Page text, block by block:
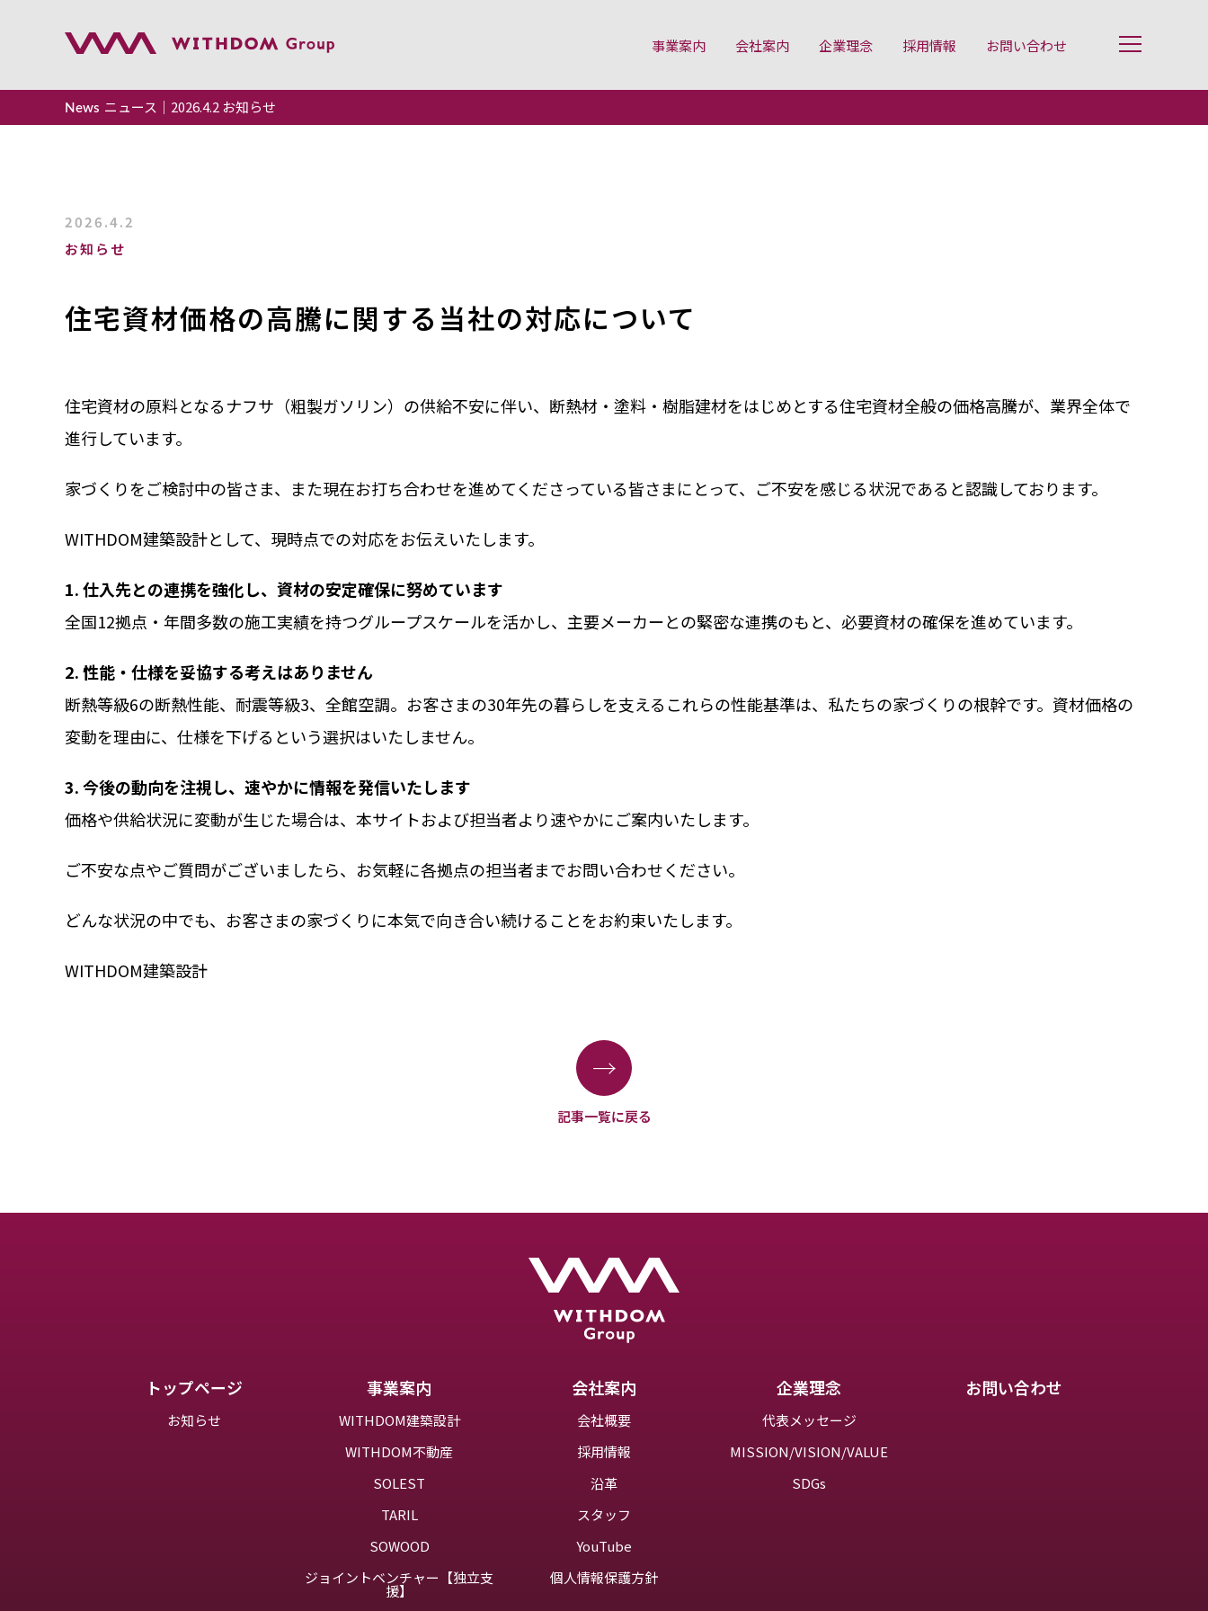
トップページ
YouTube
SDG’s 個人情報保護方針
事業案内 会社案内 企業理念 採用情報 お問い合わせ
News ニュース｜2026.4.2 お知らせ
2026.4.2
お知らせ
住宅資材価格の高騰に関する当社の対応について
住宅資材の原料となるナフサ（粗製ガソリン）の供給不安に伴い、断熱材・塗料・樹脂建材をはじめとする住宅資材全般の価格高騰が、業界全体で
進行しています。
家づくりをご検討中の皆さま、また現在お打ち合わせを進めてくださっている皆さまにとって、ご不安を感じる状況であると認識しております。
WITHDOM建築設計として、現時点での対応をお伝えいたします。
1. 仕入先との連携を強化し、資材の安定確保に努めています
全国12拠点・年間多数の施工実績を持つグループスケールを活かし、主要メーカーとの緊密な連携のもと、必要資材の確保を進めています。
2. 性能・仕様を妥協する考えはありません
断熱等級6の断熱性能、耐震等級3、全館空調。お客さまの30年先の暮らしを支えるこれらの性能基準は、私たちの家づくりの根幹です。資材価格の
変動を理由に、仕様を下げるという選択はいたしません。
3. 今後の動向を注視し、速やかに情報を発信いたします
価格や供給状況に変動が生じた場合は、本サイトおよび担当者より速やかにご案内いたします。
ご不安な点やご質問がございましたら、お気軽に各拠点の担当者までお問い合わせください。
どんな状況の中でも、お客さまの家づくりに本気で向き合い続けることをお約束いたします。
WITHDOM建築設計
→
記事一覧に戻る
トップページ
お知らせ
事業案内
WITHDOM建築設計
WITHDOM不動産
SOLEST
TARIL
SOWOOD
ジョイントベンチャー【独立支
援】
会社案内
会社概要
採用情報
沿革
スタッフ
YouTube
個人情報保護方針
企業理念
代表メッセージ
MISSION/VISION/VALUE
SDGs
お問い合わせ